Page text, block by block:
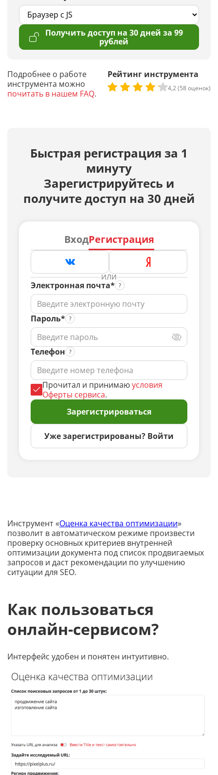
Получить доступ на 30 дней за 99
рублей
Подробнее о работе
инструмента можно
почитать в нашем FAQ.
Рейтинг инструмента
4,2 (58 оценок)
Быстрая регистрация за 1
минуту
Зарегистрируйтесь и
получите доступ на 30 дней
ВходРегистрация
ИЛИ
Электронная почта*
Пароль*
Телефон
Прочитал и принимаюусловия
Оферты сервиса.
Зарегистрироваться
Уже зарегистрированы? Войти
Инструмент «Оценка качества оптимизации»
позволит в автоматическом режиме произвести
проверку основных критериев внутренней
оптимизации документа под список продвигаемых
запросов и даст рекомендации по улучшению
ситуации для SEO.
Как пользоваться
онлайн-сервисом?
Интерфейс удобен и понятен интуитивно.